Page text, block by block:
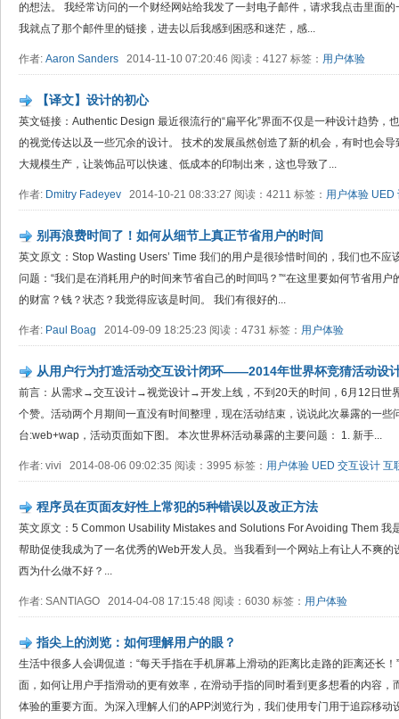
的想法。 我经常访问的一个财经网站给我发了一封电子邮件，请求我点击里面
我就点了那个邮件里的链接，进去以后我感到困惑和迷茫，感...
作者: Aaron Sanders 2014-11-10 07:20:46 阅读：4127 标签： 用户体验
【译文】设计的初心
英文链接：Authentic Design 最近很流行的“扁平化”界面不仅是一种设计趋势
的视觉传达以及一些冗余的设计。 技术的发展虽然创造了新的机会，有时也会
大规模生产，让装饰品可以快速、低成本的印制出来，这也导致了...
作者: Dmitry Fadeyev 2014-10-21 08:33:27 阅读：4211 标签： 用户体验 UED
别再浪费时间了！如何从细节上真正节省用户的时间
英文原文：Stop Wasting Users’ Time 我们的用户是很珍惜时间的，我们也不
问题：“我们是在消耗用户的时间来节省自己的时间吗？”“在这里要如何节省用
的财富？钱？状态？我觉得应该是时间。 我们有很好的...
作者: Paul Boag 2014-09-09 18:25:23 阅读：4731 标签： 用户体验
从用户行为打造活动交互设计闭环——2014年世界杯竞猜活动设
前言：从需求→交互设计→视觉设计→开发上线，不到20天的时间，6月12日世
个赞。活动两个月期间一直没有时间整理，现在活动结束，说说此次暴露的一些
台:web+wap，活动页面如下图。 本次世界杯活动暴露的主要问题： 1. 新手...
作者: vivi 2014-08-06 09:02:35 阅读：3995 标签： 用户体验 UED 交互设计 互
程序员在页面友好性上常犯的5种错误以及改正方法
英文原文：5 Common Usability Mistakes and Solutions For Avoiding Them 我
帮助促使我成为了一名优秀的Web开发人员。当我看到一个网站上有让人不爽
西为什么做不好？...
作者: SANTIAGO 2014-04-08 17:15:48 阅读：6030 标签： 用户体验
指尖上的浏览：如何理解用户的眼？
生活中很多人会调侃道：“每天手指在手机屏幕上滑动的距离比走路的距离还长
面，如何让用户手指滑动的更有效率，在滑动手指的同时看到更多想看的内容
体验的重要方面。为深入理解人们的APP浏览行为，我们使用专门用于追踪移动